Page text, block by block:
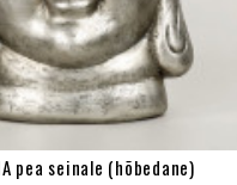
pea seinale (hõbedane)